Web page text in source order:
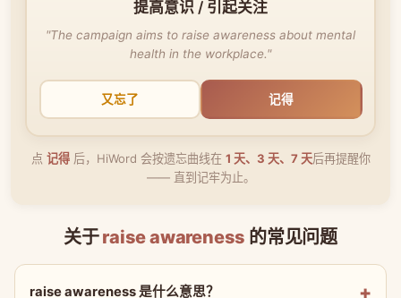
提高意识 / 引起关注
"The campaign aims to raise awareness about mental
health in the workplace."
又忘了 记得
点 记得后，HiWord 会按遗忘曲线在 1 天、3 天、7 天后再提醒你
—— 直到记牢为止。
关于raise awareness 的常见问题
raise awareness 是什么意思？